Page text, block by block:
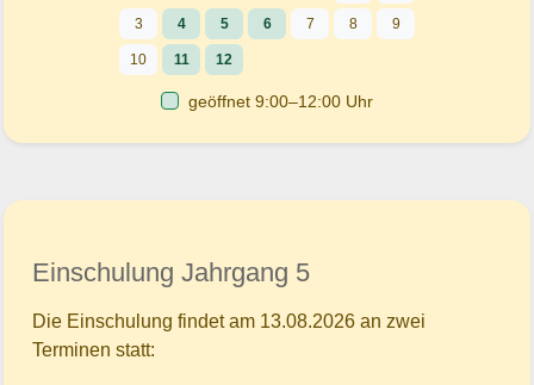
3 4 5 6 7 8 9
10 11 12
geöffnet 9:00–12:00 Uhr
Einschulung Jahrgang 5
Die Einschulung findet am 13.08.2026 an zwei
Terminen statt: